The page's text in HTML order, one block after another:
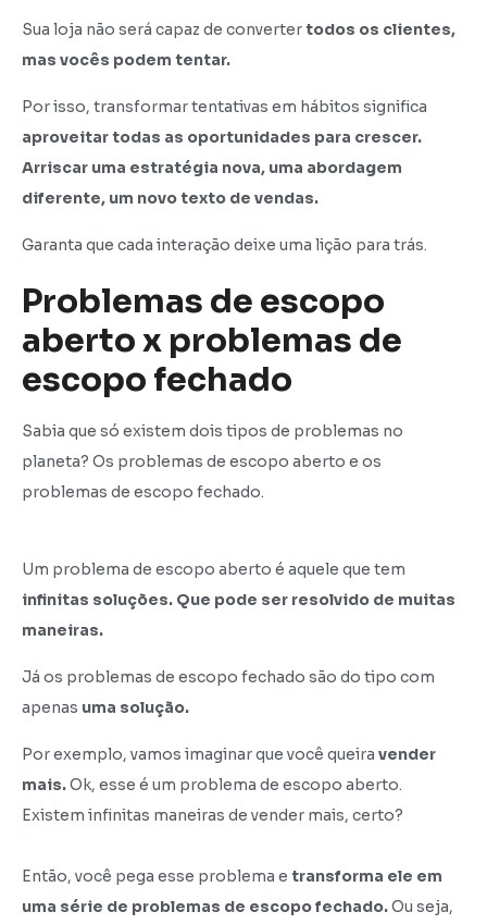
Sua loja não será capaz de convertertodos os clientes,
mas vocês podem tentar.
Por isso, transformar tentativas em hábitos significa
aproveitar todas as oportunidades para crescer.
Arriscar uma estratégia nova, uma abordagem
diferente, um novo texto de vendas.
Garanta que cada interação deixe uma lição para trás.
Problemas de escopo
aberto x problemas de
escopo fechado
Sabia que só existem dois tipos de problemas no
planeta? Os problemas de escopo aberto e os
problemas de escopo fechado.
Um problema de escopo aberto é aquele que tem
infinitas soluções. Que pode ser resolvido de muitas
maneiras.
Já os problemas de escopo fechado são do tipo com
apenas uma solução.
Por exemplo, vamos imaginar que você queira vender
mais.Ok, esse é um problema de escopo aberto.
Existem infinitas maneiras de vender mais, certo?
Então, você pega esse problema e transforma ele em
uma série de problemas de escopo fechado.Ou seja,